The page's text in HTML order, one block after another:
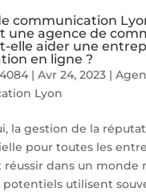
communication
une agence de
elle aider une
en ligne ?
| Avr 24, 2023|
Lyon
la gestion de la
pour toutes les
réussir dans un monde
potentiels utilisent